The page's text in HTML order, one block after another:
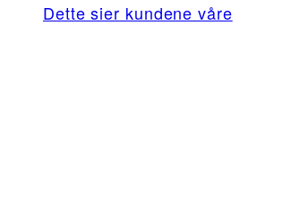
Dette sier kundene våre